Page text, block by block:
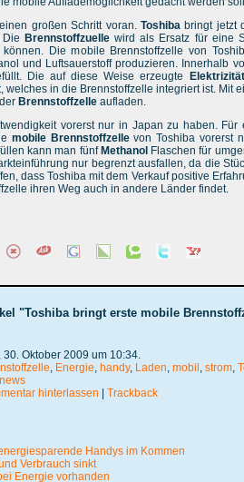
großen Schritt voran. Toshiba bringt jetzt
Brennstoffzuellewird als Ersatz für eine
Die mobile Brennstoffzelle von
und Luftsauerstoff produzieren. Innerhalb
Die auf diese Weise erzeugte
Elektrizität
welches in die Brennstoffzelle integriert ist. Mit
Brennstoffzelle aufladen.
vorerst nur in Japan zu haben. Für
mobile Brennstoffzellevon Toshiba vorerst
kann man fünf Methanol Flaschen für
nur begrenzt ausfallen, da die
dass Toshiba mit dem Verkauf positive
ihren Weg auch in andere Länder findet.
"Toshiba bringt erste mobile
Oktober 2009 um 10:34.
, Energie, handy, Laden, mobil , strom,
hinterlassen Trackback
Handys im Kommen
Verbrauch sinkt
Energie vorhanden